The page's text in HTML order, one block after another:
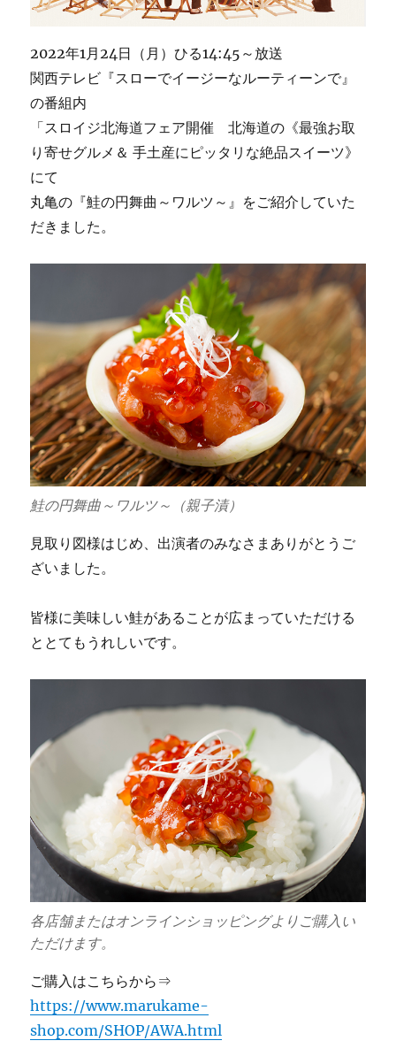
2022年1月24日（月）ひる14:45～放送
関西テレビ『スローでイージーなルーティーンで』
の番組内
「スロイジ北海道フェア開催 北海道の《最強お取
り寄せグルメ＆ 手土産にピッタリな絶品スイーツ》
にて
丸亀の『鮭の円舞曲～ワルツ～』をご紹介していた
だきました。
鮭の円舞曲～ワルツ～（親子漬）
見取り図様はじめ、出演者のみなさまありがとうご
ざいました。
皆様に美味しい鮭があることが広まっていただける
ととてもうれしいです。
各店舗またはオンラインショッピングよりご購入い
ただけます。
ご購入はこちらから⇒
https://www.marukame-
shop.com/SHOP/AWA.html